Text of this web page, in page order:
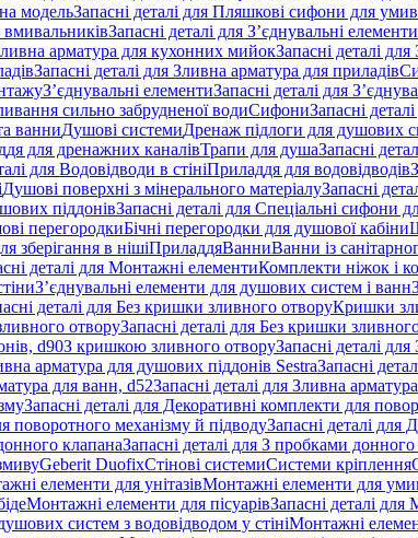
модельЗапасні деталі для Пляшкові сифони для
вмивальниківЗапасні деталі для З’єднувальні
арматура для кухонних мийокЗапасні деталі
Запасні деталі для Зливна арматура для приладів
З’єднувальні елементиЗапасні деталі для
сильно забрудненої водиСифониЗапасні
ванниДушові системиДренаж підлоги для душових
для дренажних каналівТрапи для душаЗапасні
для Водовідводи в стініПриладдя для водовідводів
Душові поверхні з мінерального матеріалуЗапасні
піддонівЗапасні деталі для Спеціальні сифони
перегородкиБічні перегородки для душової кабіни
зберігання в нішіПриладдяВанниВанни із
деталі для Монтажні елементиКомплекти ніжок і
З’єднувальні елементи для душових систем і ванн
деталі для Без кришки зливного отворуКришки
отворуЗапасні деталі для Без кришки
d90З кришкою зливного отворуЗапасні деталі
арматура для душових піддонів SestraЗапасні
для ванн, d52Запасні деталі для Зливна
Запасні деталі для Декоративні комплекти для
поворотного механізму й підводуЗапасні деталі для
клапанаЗапасні деталі для З пробками
Geberit DuofixСтінові системиСистеми кріплення
елементи для унітазівМонтажні елементи для
Монтажні елементи для пісуарівЗапасні деталі для
систем з водовідводом у стініМонтажні